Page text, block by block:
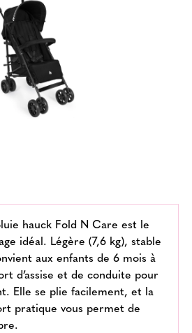
hauck Fold N Care est le
idéal. Légère (7,6 kg), stable
aux enfants de 6 mois à
d’assise et de conduite pour
Elle se plie facilement, et la
pratique vous permet de